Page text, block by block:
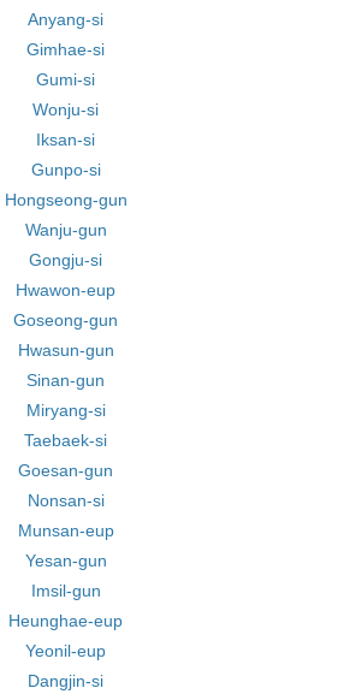
Anyang-si
Gimhae-si
Gumi-si
Wonju-si
Iksan-si
Gunpo-si
Hongseong-gun
Wanju-gun
Gongju-si
Hwawon-eup
Goseong-gun
Hwasun-gun
Sinan-gun
Miryang-si
Taebaek-si
Goesan-gun
Nonsan-si
Munsan-eup
Yesan-gun
Imsil-gun
Heunghae-eup
Yeonil-eup
Dangjin-si